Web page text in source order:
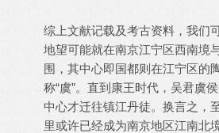
综上文献记载及考古资料，我们
地望可能就在南京江宁区西南境
围，其中心即国都则在江宁区的
称“虞”。直到康王时代，吴君虞
中心才迁往镇江丹徒。换言之，
里或许已经成为南京地区江南北